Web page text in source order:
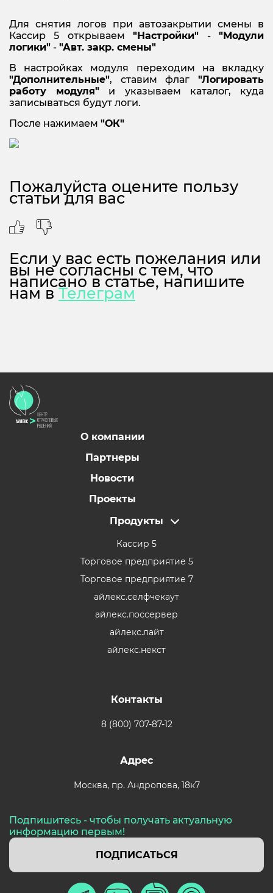
Для снятия логов при автозакрытии смены в
Кассир 5 открываем"Настройки" -"Модули
логики" - "Авт. закр. смены"
В настройках модуля переходим на вкладку
"Дополнительные", ставим флаг "Логировать
работу модуля" и указываем каталог, куда
записываться будут логи.
После нажимаем "ОК"
Пожалуйста оцените пользу
статьи для вас
Если у вас есть пожелания или
вы не согласны с тем, что
написано в статье, напишите
нам вТелеграм
О компании
Партнеры
Новости
Проекты
Продукты
Кассир 5
Торговое предприятие 5
Торговое предприятие 7
айлекс.селфчекаут
айлекс.поссервер
айлекс.лайт
айлекс.некст
Контакты
8 (800) 707-87-12
Адрес
Москва,пр. Андропова, 18к7
Подпишитесь - чтобы получать актуальную
информацию первым!
ПОДПИСАТЬСЯ